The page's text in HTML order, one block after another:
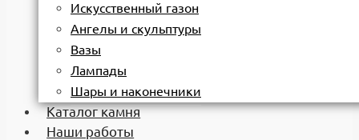
Искусственный газон
Ангелы и скульптуры
Вазы
Лампады
Шары и наконечники
Каталог камня
Наши работы